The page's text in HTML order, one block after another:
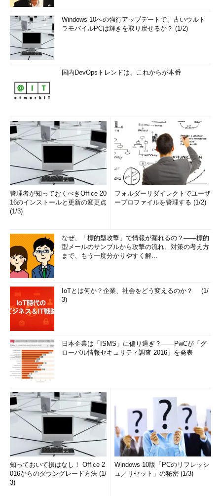
Windows 10への強行アップデートで、古いウルト
ラモバイルPCは輝きを取り戻せるか？ (1/2)
国内DevOpsトレンドは、これからが本番
管理者が知っておくべきOffice 20
16のインストールと更新の変更点
(1/3)
フォルダーリダイレクトでユーザ
ープロファイルを管理する (1/2)
なぜ、「標的型攻撃」で情報が漏れるの？――標的
型メールのサンプルから攻撃の流れ、対策の考え方
まで、もう一度分かりやすく解...
IoTとは何か？企業、社会をどう変えるのか？ (1/
3)
日本企業は「ISMS」に偏り過ぎ？――PwCが「グ
ローバル情報セキュリティ調査 2016」を発表
知っておいて損はなし！ Office 2
016からのダウングレード方法 (1/
3)
Windows 10版「PCのリフレッシ
ュ／リセット」の秘密 (1/3)